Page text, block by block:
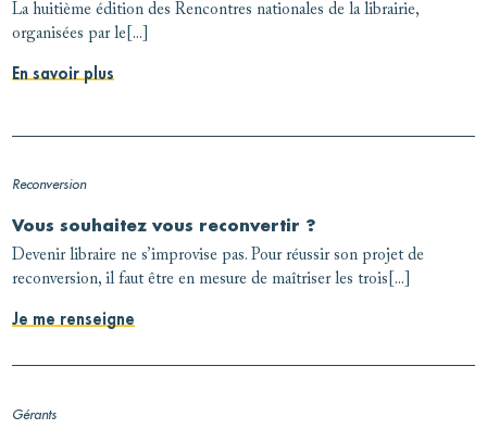
La huitième édition des Rencontres nationales de la librairie,
organisées par le[...]
En savoir plus
Reconversion
Vous souhaitez vous reconvertir ?
Devenir libraire ne s’improvise pas. Pour réussir son projet de
reconversion, il faut être en mesure de maîtriser les trois[...]
Je me renseigne
Gérants